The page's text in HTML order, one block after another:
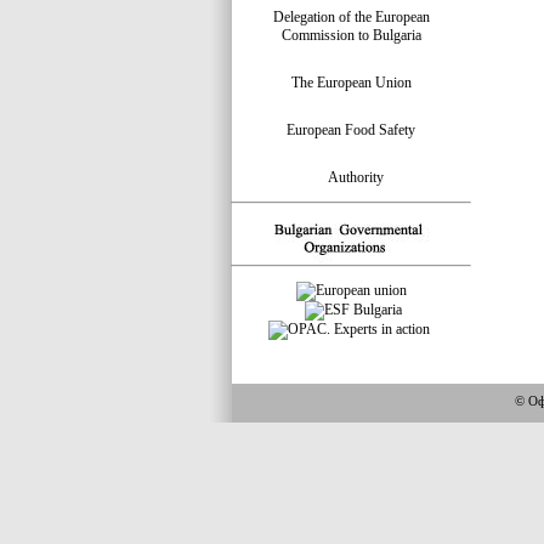
Delegation of the European
Commission to Bulgaria
The European Union
European Food Safety
Authority
©